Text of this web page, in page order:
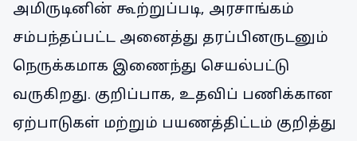
அமிருடினின் கூற்றுப்படி, அரசாங்கம்
சம்பந்தப்பட்ட அனைத்து தரப்பினருடனும்
நெருக்கமாக இணைந்து செயல்பட்டு
வருகிறது. குறிப்பாக, உதவிப் பணிக்கான
ஏற்பாடுகள் மற்றும் பயணத்திட்டம் குறித்து